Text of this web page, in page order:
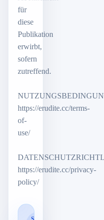
für
diese
Publikation
erwirbt,
sofern
zutreffend.
https://erudite.cc/terms-
of-
use/
https://erudite.cc/privacy-
policy/